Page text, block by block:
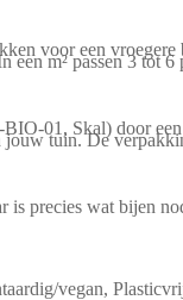
voor een
een m² passen 3
01, Skal) door
jouw tuin. De
precies wat bijen
vegan,